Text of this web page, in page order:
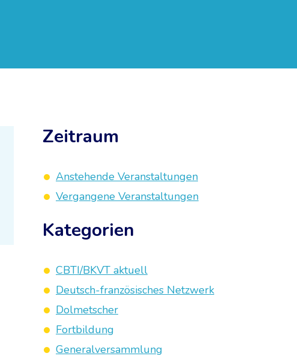
Zeitraum
Anstehende Veranstaltungen
Vergangene Veranstaltungen
Kategorien
CBTI/BKVT aktuell
Deutsch-französisches Netzwerk
Dolmetscher
Fortbildung
Generalversammlung